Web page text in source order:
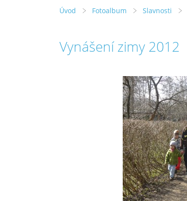
Úvod Fotoalbum Slavnosti
Vynášení zimy 2012